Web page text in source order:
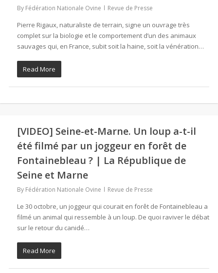
By Fédération Nationale Ovine Revue de Presse
Pierre Rigaux, naturaliste de terrain, signe un ouvrage très
complet sur la biologie et le comportement d’un des animaux
sauvages qui, en France, subit soit la haine, soit la vénération…
Read More
[VIDEO] Seine-et-Marne. Un loup a-t-il
été filmé par un joggeur en forêt de
Fontainebleau ? | La République de
Seine et Marne
By Fédération Nationale Ovine Revue de Presse
Le 30 octobre, un joggeur qui courait en forêt de Fontainebleau a
filmé un animal qui ressemble à un loup. De quoi raviver le débat
sur le retour du canidé…
Read More